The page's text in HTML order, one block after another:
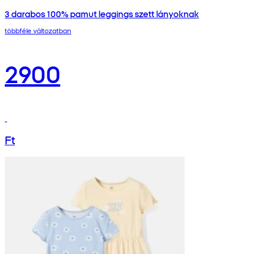
3 darabos 100% pamut leggings szett lányoknak
többféle változatban
2900
Ft